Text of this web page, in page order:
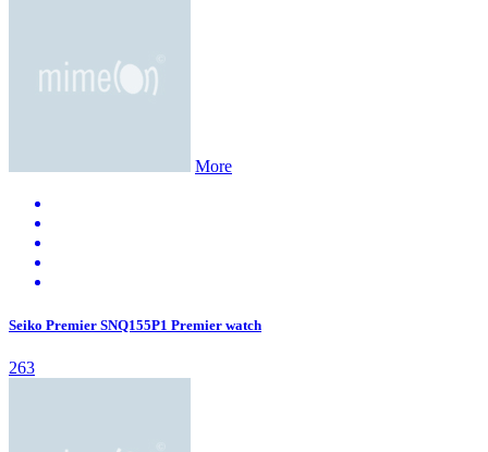
More
Seiko Premier SNQ155P1 Premier watch
263